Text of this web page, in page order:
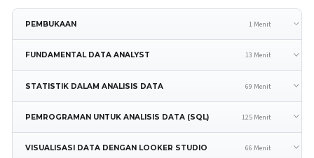
PEMBUKAAN 1 Menit
FUNDAMENTAL DATA ANALYST 13 Menit
STATISTIK DALAM ANALISIS DATA 69 Menit
PEMROGRAMAN UNTUK ANALISIS DATA (SQL) 125 Menit
VISUALISASI DATA DENGAN LOOKER STUDIO 66 Menit